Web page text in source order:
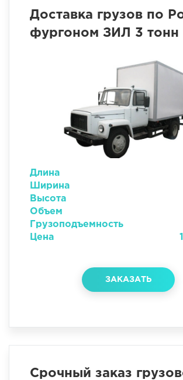
Доставка грузов по
фургоном ЗИЛ 3 тонн
Длина
Ширина
Высота
Объем
Грузоподъемность
Цена
ЗАКАЗАТЬ
Срочный заказ